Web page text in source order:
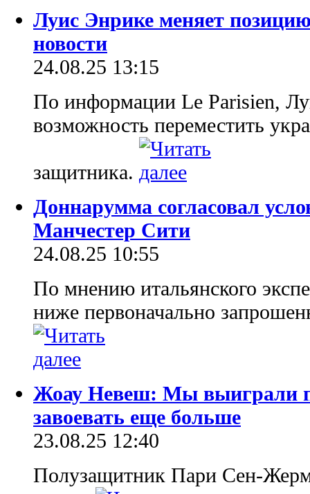
Луис Энрике меняет
новости
24.08.25 13:15
По информации Le Parisien,
возможность переместить
защитника.
Доннарумма согласовал
Манчестер Сити
24.08.25 10:55
По мнению итальянского
ниже первоначально
Жоау Невеш: Мы выиграли
завоевать еще больше
23.08.25 12:40
Полузащитник Пари Сен-